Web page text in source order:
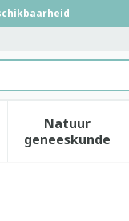
categorie
en
voor
Natuur
geneeskunde
Toon